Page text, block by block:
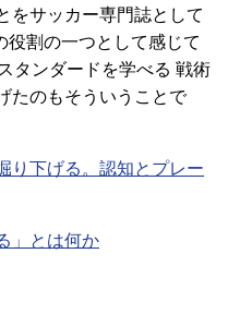
をサッカー専門誌として
割の一つとして感じて
タンダードを学べる 戦術
たのもそういうことで
り下げる。認知とプレー
」とは何か